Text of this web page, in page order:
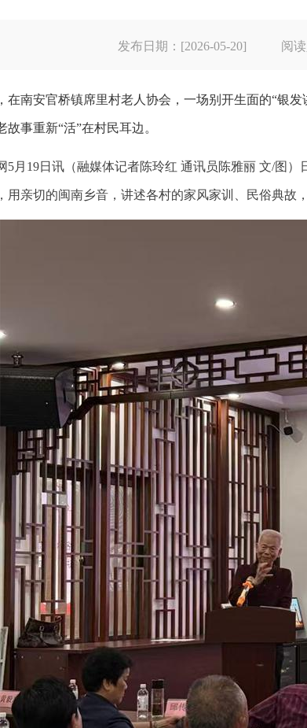
发布日期：[2026-05-20] 阅读
在南安官桥镇席里村老人协会，一场别开生面的“银
故事重新“活”在村民耳边。
5月19日讯（融媒体记者陈玲红 通讯员陈雅丽 文/图
用亲切的闽南乡音，讲述各村的家风家训、民俗典故